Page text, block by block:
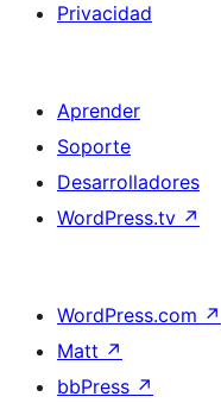
Privacidad
Aprender
Soporte
Desarrolladores
WordPress.tv ↗
WordPress.com ↗
Matt ↗
bbPress ↗